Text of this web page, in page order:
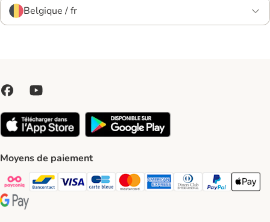
Belgique / fr
Moyens de paiement
Payconiq Payment Method
bancontact Payment Method
Visa Payment Method
carte bleue Payment Method
Master card Payment Method
American express Payment
Diners club Payment
Paypal Payment
Apple
Google Pay Payment Method